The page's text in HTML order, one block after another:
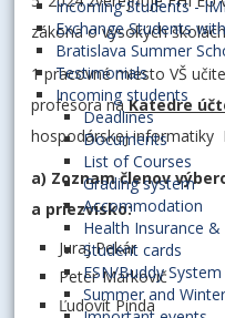
Incoming Students -
Exchange Students
Bratislava Summer
Testimonials
Incoming students
Deadlines
Documents
List of Courses
Grading system
Accommodation
Health Insurance &
Student cards
ESN/Buddy System
Summer and
zákona o vysokých
1 pracovné miesto VŠ
profesora na Katedre
hospodárskej informatiky
a) Zoznam členov
a priezvisko:
Juraj Pekár
Peter Markovič
Ľudovít Pinda